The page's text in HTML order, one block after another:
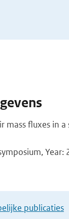
mass fluxes
Year:
publicaties